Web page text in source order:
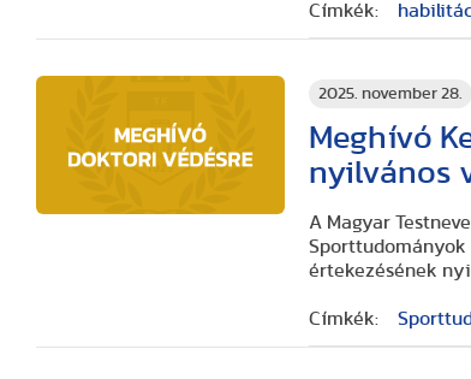
Címkék:
2025. november 28.
Meghívó
nyilvános
A Magyar
Sporttudományok
értekezésének
Címkék: